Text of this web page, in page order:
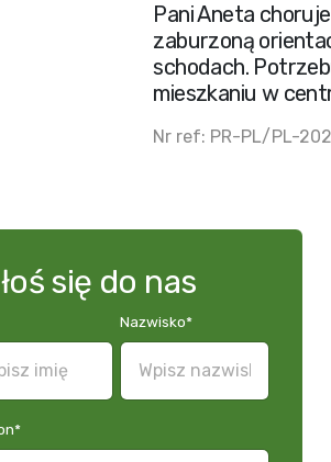
Pani Aneta
zaburzoną
schodach.
mieszkaniu w
Nr ref: PR-PL/PL-
się do nas
Nazwisko*
*